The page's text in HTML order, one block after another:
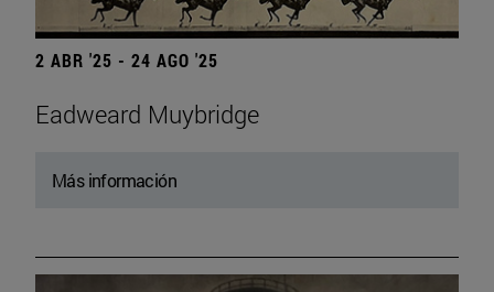
2 ABR '25 - 24 AGO '25
Eadweard Muybridge
Más información